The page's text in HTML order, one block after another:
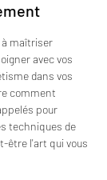
à maîtriser
avec vos
dans vos
comment
pour
techniques de
être l'art qui vous